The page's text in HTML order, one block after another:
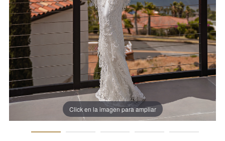
Click en la imagen para ampliar